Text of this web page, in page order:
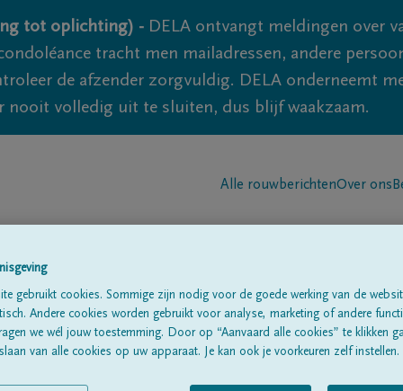
tot oplichting) - DELA ontvangt meldingen over
tracht men mailadressen, andere
de afzender zorgvuldig. DELA onderneemt
nooit volledig uit te sluiten, dus blijf waakzaam.
Alle rouwberichtenOver ons
Jeurissen
gebruikt cookies. Sommige zijn nodig voor de goede werking van de
Andere cookies worden gebruikt voor analyse, marketing of andere
we wél jouw toestemming. Door op “Aanvaard alle cookies” te klikken
van alle cookies op uw apparaat. Je kan ook je voorkeuren zelf instellen.